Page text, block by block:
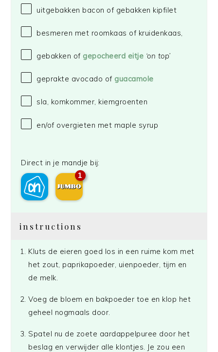
uitgebakken bacon of gebakken kipfilet
besmeren met roomkaas of kruidenkaas,
gebakken of gepocheerd eitje ‘on top’
geprakte avocado of guacamole
sla, komkommer, kiemgroenten
en/of overgieten met maple syrup
Direct in je mandje bij:
1
instructions
Kluts de eieren goed los in een ruime kom met
het zout, paprikapoeder, uienpoeder, tijm en
de melk.
Voeg de bloem en bakpoeder toe en klop het
geheel nogmaals door.
Spatel nu de zoete aardappelpuree door het
beslag en verwijder alle klontjes. Je zou een